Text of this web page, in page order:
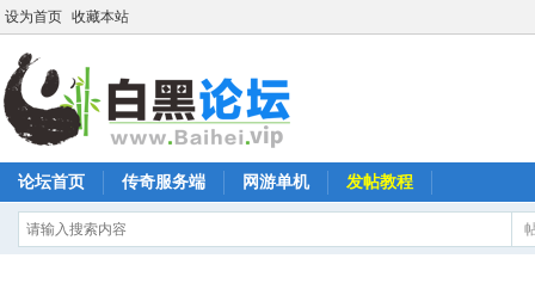
设为首页 收藏本站
论坛首页 传奇服务端 网游单机 发帖教程